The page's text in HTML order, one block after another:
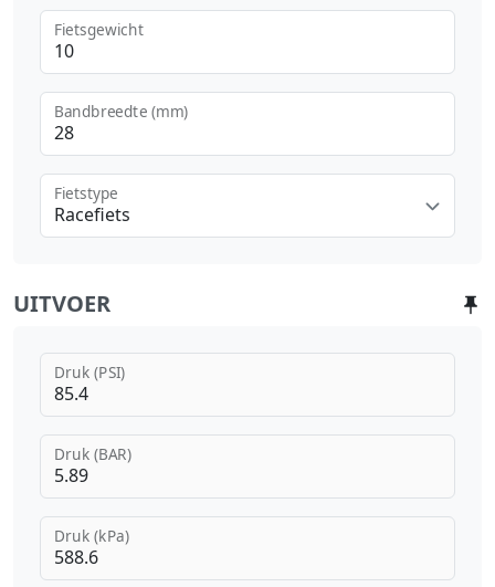
Fietsgewicht
Bandbreedte (mm)
Racefiets
Fietstype
UITVOER
Druk (PSI)
Druk (BAR)
Druk (kPa)